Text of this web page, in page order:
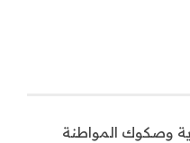
وصكوك المواطنة